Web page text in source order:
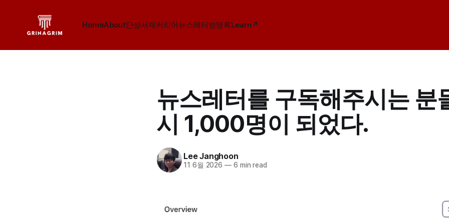
HomeAbout단상서재커리어뉴스레터방명록Learn↗
뉴스레터를 구독해주시는 분
시 1,000명이 되었다.
Lee Janghoon
11 6월 2026 — 6 min read